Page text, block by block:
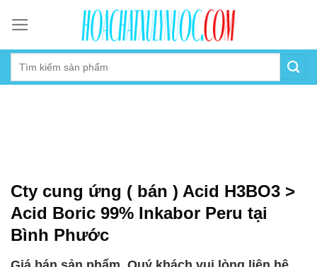
content
Cty cung ứng ( bán ) Acid H3BO3 >
Acid Boric 99% Inkabor Peru tại
Bình Phước